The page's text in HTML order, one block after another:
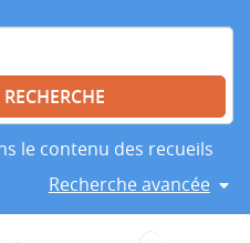
le contenu des recueils
Recherche avancée